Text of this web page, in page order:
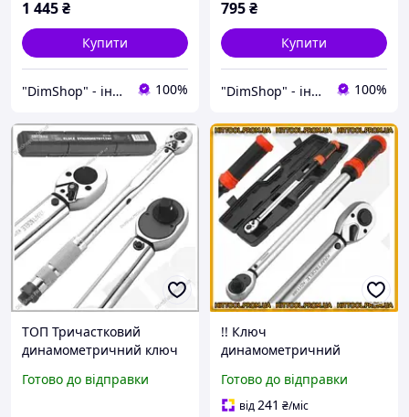
1 445₴
Купити
"DimShop" - інтернет-магазин 100%
795₴
Купити
"DimShop" - інтернет-магазин 100%
ТОП Тричастковий
динамометричний ключ
затягування болтів і гайок
Готово до відправки
!! Ключ
динамометричний
автосервісу професійний
KraftDele 40-210 Нм 1/2
Готово до відправки
від241 ₴/міс